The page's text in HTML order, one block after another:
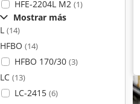
HFE-2204L M2 (1)
Mostrar más
L (14)
HFBO (14)
HFBO 170/30 (3)
LC (13)
LC-2415 (6)